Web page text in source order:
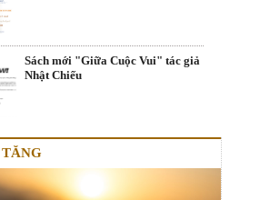
Sách mới "Giữa Cuộc Vui" tác giả
Nhật Chiếu